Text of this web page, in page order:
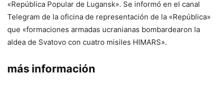
«República Popular de Lugansk». Se informó en el canal
Telegram de la oficina de representación de la «República»
que «formaciones armadas ucranianas bombardearon la
aldea de Svatovo con cuatro misiles HIMARS».
más información